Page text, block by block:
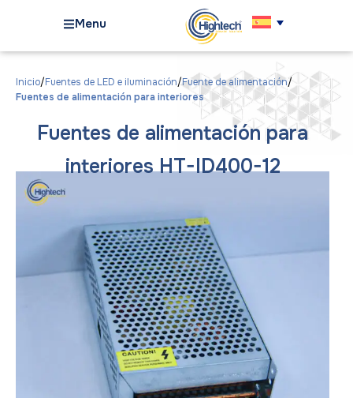
Menu
Inicio Fuentes de LED e iluminación Fuente de alimentación
Fuentes de alimentación para interiores
Fuentes de alimentación para
interiores HT-ID400-12